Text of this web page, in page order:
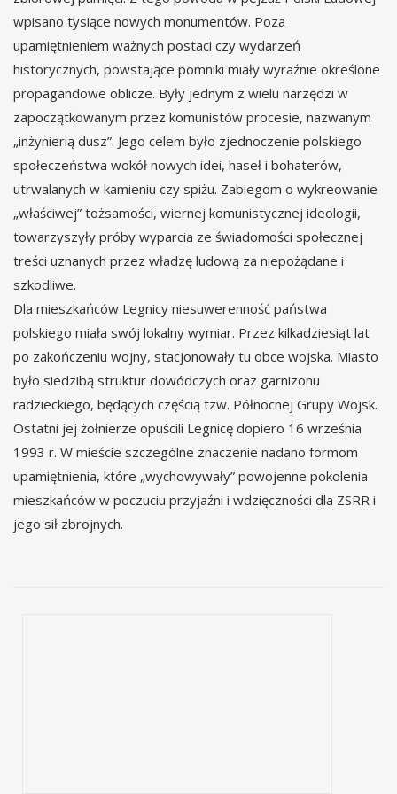
wpisano tysiące nowych monumentów. Poza
upamiętnieniem ważnych postaci czy wydarzeń
historycznych, powstające pomniki miały wyraźnie określone
propagandowe oblicze. Były jednym z wielu narzędzi w
zapoczątkowanym przez komunistów procesie, nazwanym
„inżynierią dusz”. Jego celem było zjednoczenie polskiego
społeczeństwa wokół nowych idei, haseł i bohaterów,
utrwalanych w kamieniu czy spiżu. Zabiegom o wykreowanie
„właściwej” tożsamości, wiernej komunistycznej ideologii,
towarzyszyły próby wyparcia ze świadomości społecznej
treści uznanych przez władzę ludową za niepożądane i
szkodliwe.
Dla mieszkańców Legnicy niesuwerenność państwa
polskiego miała swój lokalny wymiar. Przez kilkadziesiąt lat
po zakończeniu wojny, stacjonowały tu obce wojska. Miasto
było siedzibą struktur dowódczych oraz garnizonu
radzieckiego, będących częścią tzw. Północnej Grupy Wojsk.
Ostatni jej żołnierze opuścili Legnicę dopiero 16 września
1993 r. W mieście szczególne znaczenie nadano formom
upamiętnienia, które „wychowywały” powojenne pokolenia
mieszkańców w poczuciu przyjaźni i wdzięczności dla ZSRR i
jego sił zbrojnych.